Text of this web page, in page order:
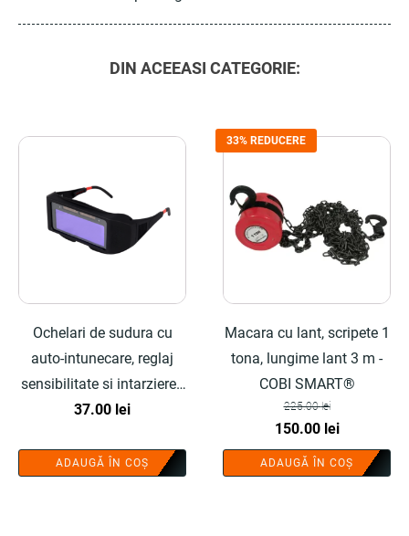
DIN ACEEASI CATEGORIE:
Ochelari de sudura cu
auto-intunecare, reglaj
sensibilitate si intarziere -
COBI SMART®
37.00 lei
ADAUGĂ ÎN COȘ
33% REDUCERE
Macara cu lant, scripete 1
tona, lungime lant 3 m -
COBI SMART®
225.00lei
Prețul
inițial
a
150.00 leiPrețul
curent
este:
ADAUGĂ ÎN COȘ